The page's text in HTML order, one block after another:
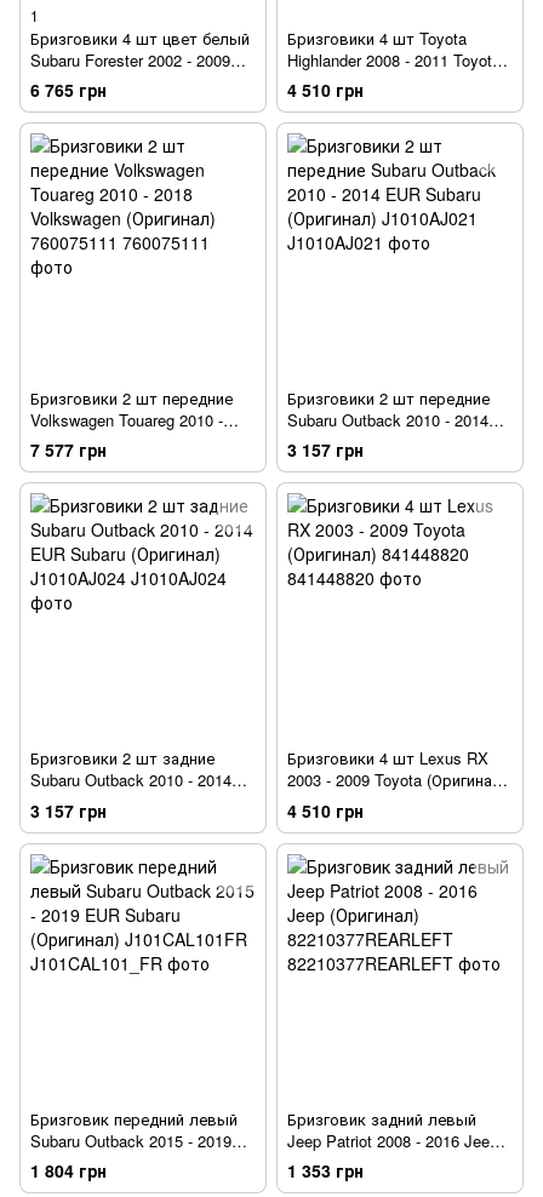
1
Бризговики 4 шт цвет белый
Subaru Forester 2002 - 2009
Subaru (Оригинал)
J1010SA100WG
6 765 грн
Бризговики 4 шт Toyota
Highlander 2008 - 2011 Toyota
(Оригинал) PT90848080
4 510 грн
Бризговики 2 шт передние
Volkswagen Touareg 2010 -
2018 Volkswagen (Оригинал)
760075111
7 577 грн
Бризговики 2 шт передние
Subaru Outback 2010 - 2014
EUR Subaru (Оригинал)
J1010AJ021
3 157 грн
Бризговики 2 шт задние
Subaru Outback 2010 - 2014
EUR Subaru (Оригинал)
J1010AJ024
3 157 грн
Бризговики 4 шт Lexus RX
2003 - 2009 Toyota (Оригинал)
841448820
4 510 грн
Бризговик передний левый
Subaru Outback 2015 - 2019
EUR Subaru (Оригинал)
J101CAL101FR
1 804 грн
Бризговик задний левый
Jeep Patriot 2008 - 2016 Jeep
(Оригинал)
82210377REARLEFT
1 353 грн